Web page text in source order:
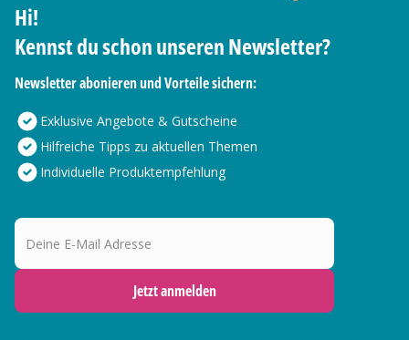
Hi!
Kennst du schon unseren Newsletter?
Newsletter abonieren und Vorteile sichern:
Exklusive Angebote & Gutscheine
Hilfreiche Tipps zu aktuellen Themen
Individuelle Produktempfehlung
Deine E-Mail Adresse
Jetzt anmelden